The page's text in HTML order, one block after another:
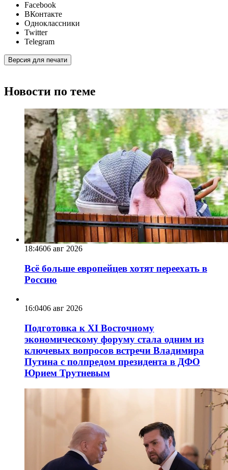
Facebook
ВКонтакте
Одноклассники
Twitter
Telegram
Версия для печати
Новости по теме
18:4606 авг 2026
Всё больше европейцев хотят переехать в
Россию
16:0406 авг 2026
Подготовка к XI Восточному
экономическому форуму стала одним из
ключевых вопросов встречи Владимира
Путина с полпредом президента в ДФО
Юрием Трутневым